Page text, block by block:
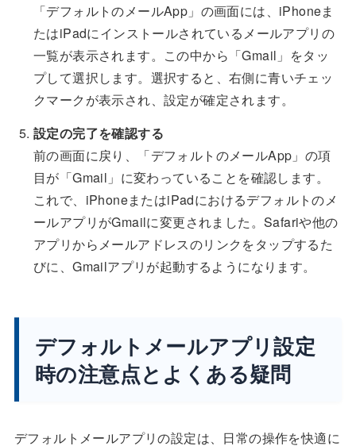
「デフォルトのメールApp」の画面には、iPhoneま
たはiPadにインストールされているメールアプリの
一覧が表示されます。この中から「Gmail」をタッ
プして選択します。選択すると、右側に青いチェッ
クマークが表示され、設定が確定されます。
設定の完了を確認する
前の画面に戻り、「デフォルトのメールApp」の項
目が「Gmail」に変わっていることを確認します。
これで、iPhoneまたはiPadにおけるデフォルトのメ
ールアプリがGmailに変更されました。Safariや他の
アプリからメールアドレスのリンクをタップするた
びに、Gmailアプリが起動するようになります。
デフォルトメールアプリ設定
時の注意点とよくある疑問
デフォルトメールアプリの設定は、日常の操作を快適に